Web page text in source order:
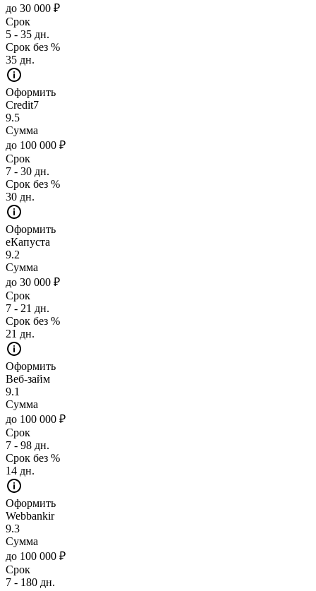
до 30 000 ₽
Срок
5 - 35 дн.
Срок без %
35 дн.
Оформить
Credit7
9.5
Сумма
до 100 000 ₽
Срок
7 - 30 дн.
Срок без %
30 дн.
Оформить
еКапуста
9.2
Сумма
до 30 000 ₽
Срок
7 - 21 дн.
Срок без %
21 дн.
Оформить
Веб-займ
9.1
Сумма
до 100 000 ₽
Срок
7 - 98 дн.
Срок без %
14 дн.
Оформить
Webbankir
9.3
Сумма
до 100 000 ₽
Срок
7 - 180 дн.